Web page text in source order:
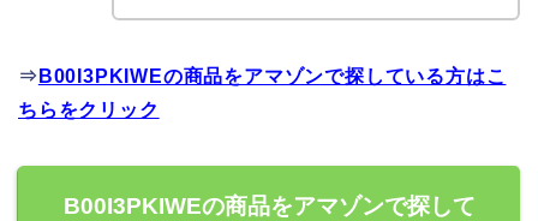
⇒ B00I3PKIWEの商品をアマゾンで探している方はこ
ちらをクリック
B00I3PKIWEの商品をアマゾンで探して